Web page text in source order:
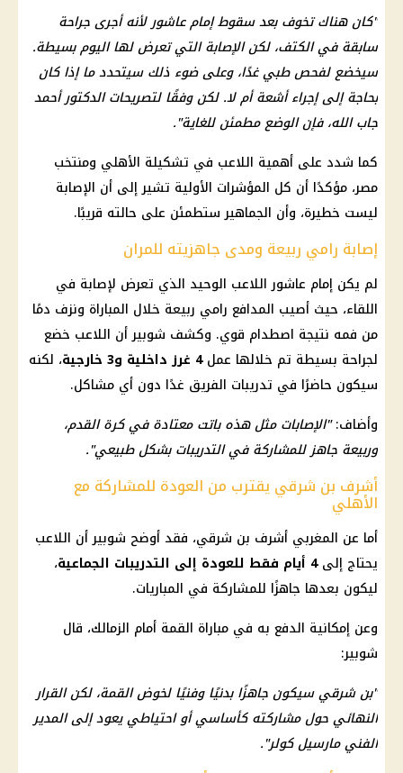
"كان هناك تخوف بعد سقوط إمام عاشور لأنه أجرى جراحة
سابقة في الكتف، لكن الإصابة التي تعرض لها اليوم بسيطة.
سيخضع لفحص طبي غدًا، وعلى ضوء ذلك سيتحدد ما إذا كان
بحاجة إلى إجراء أشعة أم لا. لكن وفقًا لتصريحات الدكتور أحمد
جاب الله، فإن الوضع مطمئن للغاية".
كما شدد على أهمية اللاعب في تشكيلة الأهلي ومنتخب
مصر، مؤكدًا أن كل المؤشرات الأولية تشير إلى أن الإصابة
ليست خطيرة، وأن الجماهير ستطمئن على حالته قريبًا.
إصابة رامي ربيعة ومدى جاهزيته للمران
لم يكن إمام عاشور اللاعب الوحيد الذي تعرض لإصابة في
اللقاء، حيث أصيب المدافع رامي ربيعة خلال المباراة ونزف دمًا
من فمه نتيجة اصطدام قوي. وكشف شوبير أن اللاعب خضع
لجراحة بسيطة تم خلالها عمل4 غرز داخلية و3 خارجية
، لكنه
سيكون حاضرًا في تدريبات الفريق غدًا دون أي مشاكل.
وأضاف:"الإصابات مثل هذه باتت معتادة في كرة القدم،
وربيعة جاهز للمشاركة في التدريبات بشكل طبيعي".
أشرف بن شرقي يقترب من العودة للمشاركة مع
الأهلي
أما عن المغربي أشرف بن شرقي، فقد أوضح شوبير أن اللاعب
يحتاج إلى4 أيام فقط للعودة إلى التدريبات الجماعية
،
ليكون بعدها جاهزًا للمشاركة في المباريات.
وعن إمكانية الدفع به في مباراة القمة أمام الزمالك، قال
شوبير:
"بن شرقي سيكون جاهزًا بدنيًا وفنيًا لخوض القمة، لكن القرار
النهائي حول مشاركته كأساسي أو احتياطي يعود إلى المدير
الفني مارسيل كولر".